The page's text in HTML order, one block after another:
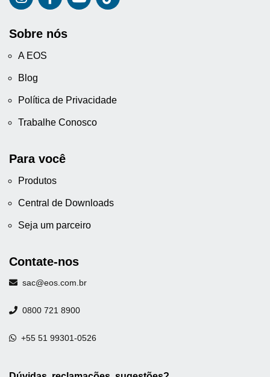
Sobre nós
A EOS
Blog
Política de Privacidade
Trabalhe Conosco
Para você
Produtos
Central de Downloads
Seja um parceiro
Contate-nos
sac@eos.com.br
0800 721 8900
+55 51 99301-0526